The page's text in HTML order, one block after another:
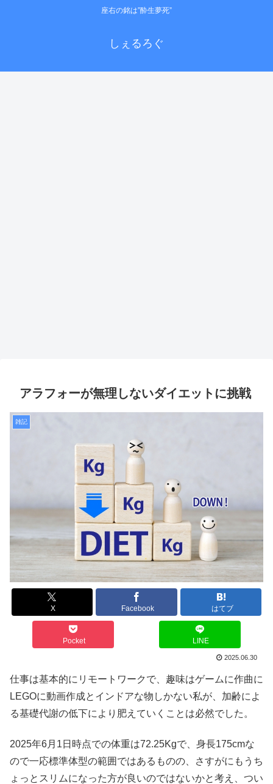
座右の銘は”酔生夢死”
しぇるろぐ
アラフォーが無理しないダイエットに挑戦
雑記
X Facebook はてブ
Pocket LINE
2025.06.30
仕事は基本的にリモートワークで、趣味はゲームに作曲に
LEGOに動画作成とインドアな物しかない私が、加齢によ
る基礎代謝の低下により肥えていくことは必然でした。
2025年6月1日時点での体重は72.25Kgで、身長175cmな
ので一応標準体型の範囲ではあるものの、さすがにもうち
ょっとスリムになった方が良いのではないかと考え、つい